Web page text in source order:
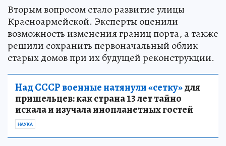
Вторым вопросом стало развитие улицы
Красноармейской. Эксперты оценили
возможность изменения границ порта, а также
решили сохранить первоначальный облик
старых домов при их будущей реконструкции.
Над СССР военные натянули «сетку»для
пришельцев: как страна 13 лет тайно
искала и изучала инопланетных гостей
НАУКА